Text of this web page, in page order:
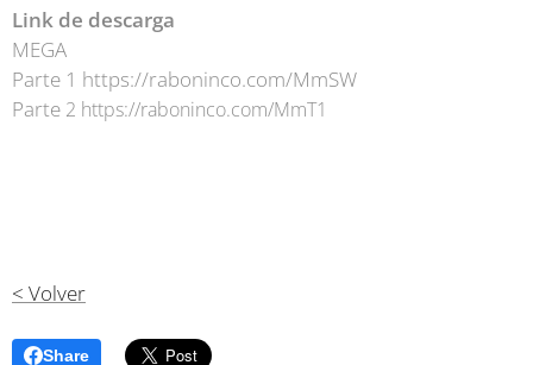
Link de descarga
MEGA
Parte 1 https://raboninco.com/MmSW
Parte 2 https://raboninco.com/MmT1
< Volver
Share